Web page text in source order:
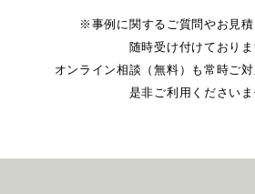
※事例に関するご質問やお見
随時受け付けておりま
オンライン相談（無料）も常時ご対
是非ご利用くださいま